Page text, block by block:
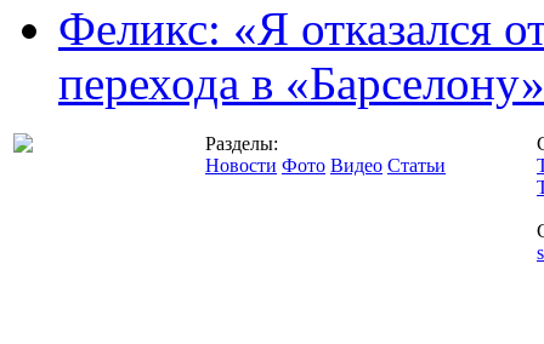
Феликс: «Я отказался
перехода в «Барселону»
Разделы:
Новости Фото Видео Статьи